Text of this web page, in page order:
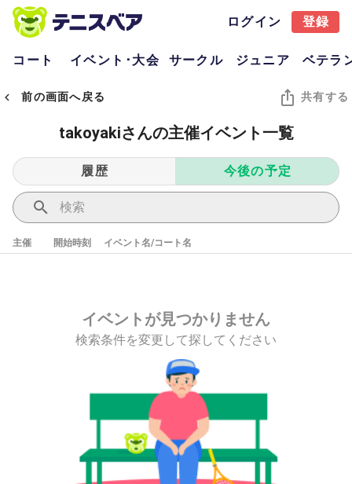
ログイン 登録
コート イベント･大会 サークル ジュニア ベテラ
前の画面へ戻る 共有する
takoyakiさんの主催イベント一覧
履歴 今後の予定
主催 開始時刻 イベント名/コート名
イベントが見つかりません
検索条件を変更して探してください